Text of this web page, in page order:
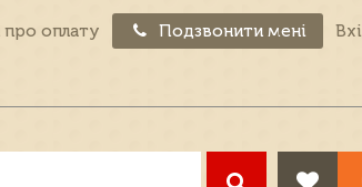
оплату Подзвонити мені